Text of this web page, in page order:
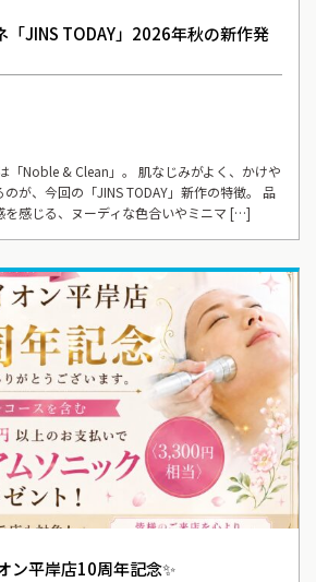
「JINS TODAY」2026年秋の新作発
「Noble & Clean」。 肌なじみがよく、かけや
が、今回の「JINS TODAY」新作の特徴。 品
を感じる、ヌーディな色合いやミニマ […]
ン平岸店10周年記念✨